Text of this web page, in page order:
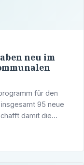
neu im
für den
95 neue
damit die